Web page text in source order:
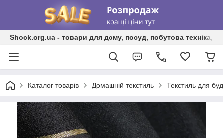
Shock.org.ua - товари для дому, посуд, побутова техніка,
Каталог товарів Домашній текстиль Текстиль для